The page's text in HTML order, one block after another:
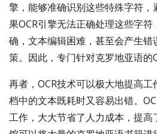
擎，能够准确识别这些特殊字符
果OCR引擎无法正确处理这些字
确，文本编辑困难，甚至会产生
策。因此，专门针对克罗地亚语的
再者，OCR技术可以极大地提高
档中的文本既耗时又容易出错。
工作，大大节省了人力成本，提